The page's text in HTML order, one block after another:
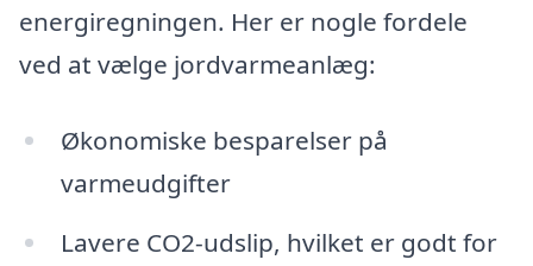
energiregningen. Her er nogle fordele
ved at vælge jordvarmeanlæg:
Økonomiske besparelser på
varmeudgifter
Lavere CO2-udslip, hvilket er godt for